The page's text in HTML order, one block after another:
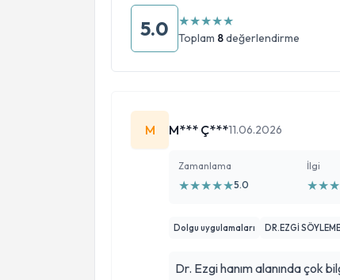
5.0 ★★★★★
Toplam 8değerlendirme
M M*** Ç***11.06.2026
Zamanlama
★★★★★5.0
İlgi
★★★
Dolgu uygulamaları DR.EZGİ
Dr. Ezgi hanım alanında çok